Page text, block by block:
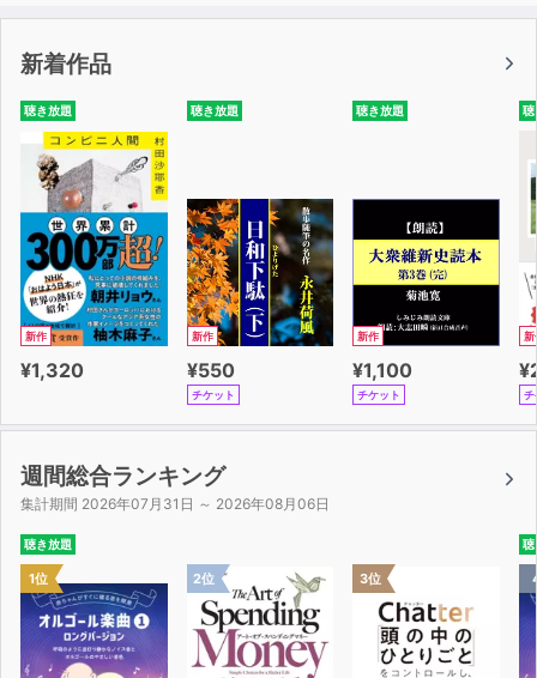
新着作品
聴き放題
新作
¥1,320
聴き放題
新作
¥550
チケット
聴き放題
新作
¥1,100
チケット
聴
新
チ
週間総合ランキング
集計期間 2026年07月31日 ～ 2026年08月06日
聴き放題
1位 2位 3位
聴